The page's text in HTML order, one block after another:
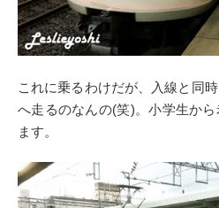
これに乗るわけだが、入線と同
へ走るのなんの(笑)。小学生か
ます。